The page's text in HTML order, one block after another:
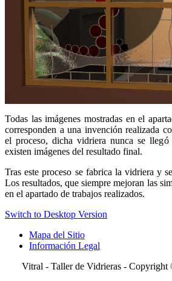
Todas las imágenes mostradas en el
corresponden a una invención realizada
el proceso, dicha vidriera nunca se
existen imágenes del resultado final.
Tras este proceso se fabrica la vidriera y
Los resultados, que siempre mejoran las
en el apartado de trabajos realizados.
Switch to Desktop Version
Mapa del Sitio
Información Legal
Vitral - Taller de Vidrieras - Copyright